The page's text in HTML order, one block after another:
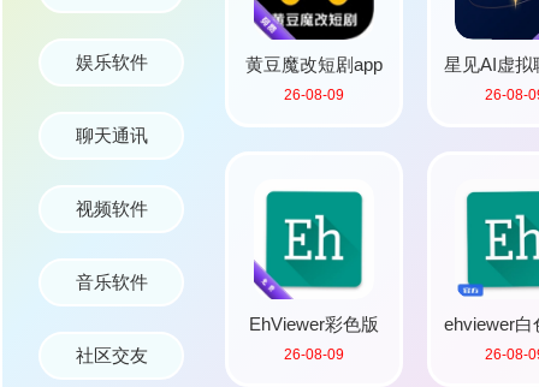
娱乐软件
聊天通讯
视频软件
音乐软件
社区交友
黄豆魔改短剧app
最新版
26-08-09
星见AI虚拟
件官方
26-08-
EhViewer彩色版
官方正版下载最新
26-08-09
ehviewer白
载安
26-08-